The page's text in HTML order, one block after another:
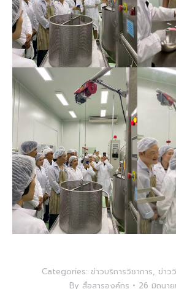
Categories: ข่าวบริการวิชาการ, ข่าว
By สื่อสารองค์กร 26 มิถุนา